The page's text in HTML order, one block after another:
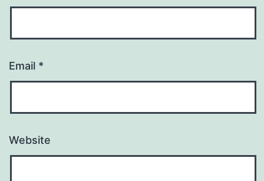
Email *
Website